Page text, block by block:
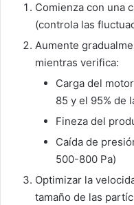
Comienza con una
(controla las
Aumente
mientras verifica:
Carga del
85 y el 95% de
Fineza del
Caída de
500-800 Pa)
Optimizar la
tamaño de las